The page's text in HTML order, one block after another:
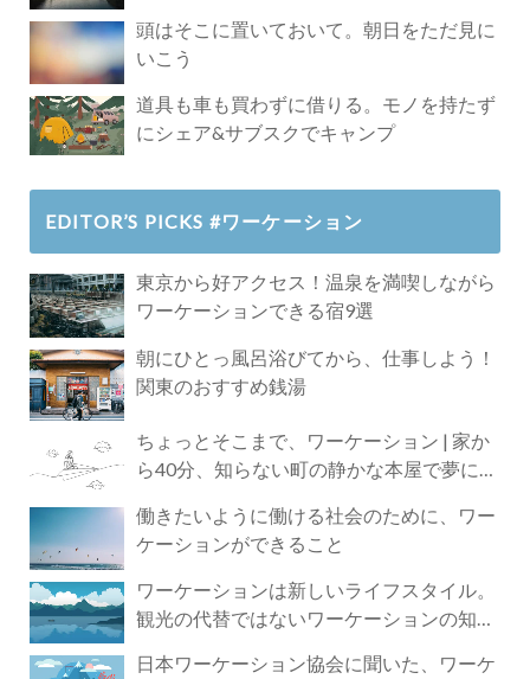
頭はそこに置いておいて。朝日をただ見に
いこう
道具も車も買わずに借りる。モノを持たず
にシェア&サブスクでキャンプ
EDITOR’S PICKS #ワーケーション
東京から好アクセス！温泉を満喫しながら
ワーケーションできる宿9選
朝にひとっ風呂浴びてから、仕事しよう！
関東のおすすめ銭湯
ちょっとそこまで、ワーケーション | 家か
ら40分、知らない町の静かな本屋で夢に近
働きたいように働ける社会のために、ワー
ケーションができること
ワーケーションは新しいライフスタイル。
観光の代替ではないワーケーションの知ら
日本ワーケーション協会に聞いた、ワーケ